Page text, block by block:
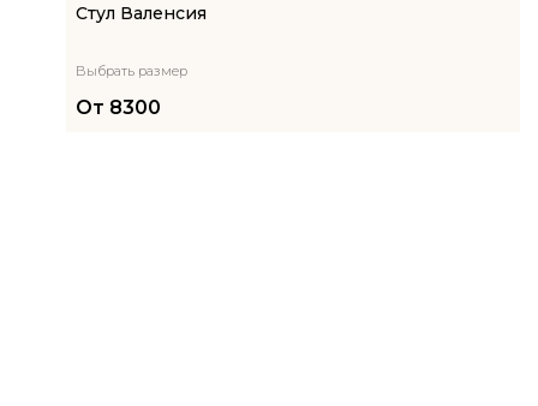
Стул Валенсия
Выбрать размер
От 8300